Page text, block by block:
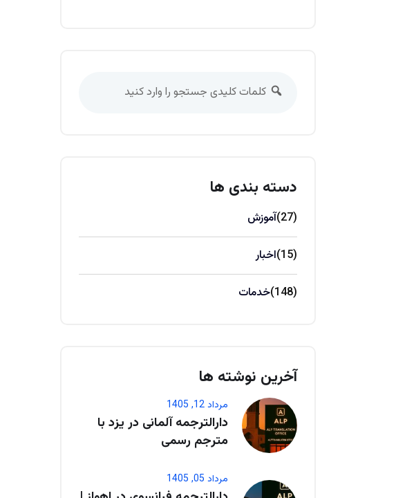
دسته بندی ها
آموزش (27)
اخبار (15)
خدمات (148)
آخرین نوشته ها
مرداد 12, 1405
دارالترجمه آلمانی در یزد با
مترجم رسمی
مرداد 05, 1405